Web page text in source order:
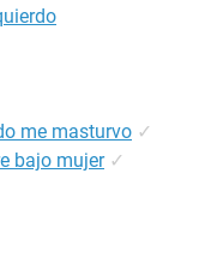
me masturvo ✓
bajo mujer ✓